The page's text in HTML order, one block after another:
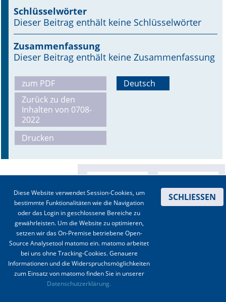
Leitlinien
Archiv
Supplements
Online First
A&I English
Mediadaten
Autoren-Service
Stellenmarkt
Kongresskalender
Schlüsselwörter
Dieser Beitrag enthält keine Schlüsselwörter
Zusammenfassung
Dieser Beitrag enthält keine Zusammenfassung
zum PDF
Zurück zu den
Inhalten von 0708-
2022
Drucken
Deutsch
Impressum Datenschutz
Diese Website verwendet Session-Cookies, um
bestimmte Funktionalitäten wie die Navigation
oder das Login in geschlossene Bereiche zu
gewährleisten. Um die Website zu optimieren,
setzen wir das On-Premise betriebene Open-
Source Analysetool matomo ein. matomo arbeitet
bei uns ohne Tracking-Cookies. Genauere
Informationen und die Widerspruchsmöglichkeiten
zum Einsatz von matomo finden Sie in unserer
Datenschutzerklärung.
SCHLIESSEN